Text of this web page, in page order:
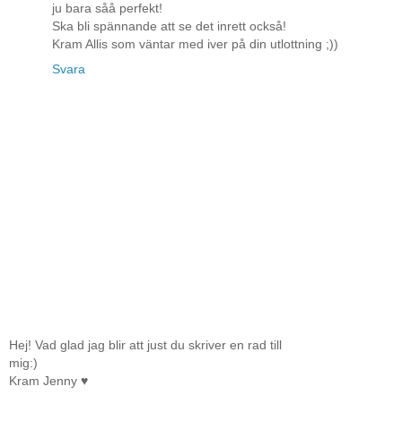
ju bara såå perfekt!
Ska bli spännande att se det inrett också!
Kram Allis som väntar med iver på din utlottning ;))
Svara
Hej! Vad glad jag blir att just du skriver en rad till
mig:)
Kram Jenny ♥